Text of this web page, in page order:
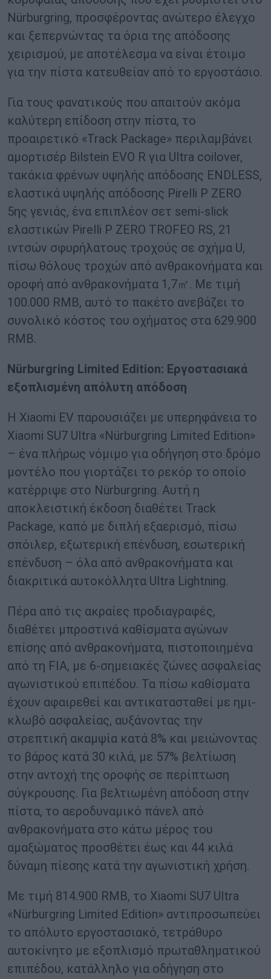
Nürburgring, προσφέροντας ανώτερο έλεγχο
και ξεπερνώντας τα όρια της απόδοσης
χειρισμού, με αποτέλεσμα να είναι έτοιμο
για την πίστα κατευθείαν από το εργοστάσιο.
Για τους φανατικούς που απαιτούν ακόμα
καλύτερη επίδοση στην πίστα, το
προαιρετικό «Track Package» περιλαμβάνει
αμορτισέρ Bilstein EVO R για Ultra coilover,
τακάκια φρένων υψηλής απόδοσης ENDLESS,
ελαστικά υψηλής απόδοσης Pirelli P ZERO
5ης γενιάς, ένα επιπλέον σετ semi-slick
ελαστικών Pirelli P ZERO TROFEO RS, 21
ιντσών σφυρήλατους τροχούς σε σχήμα U,
πίσω θόλους τροχών από ανθρακονήματα και
οροφή από ανθρακονήματα 1,7㎡. Με τιμή
100.000 RMB, αυτό το πακέτο ανεβάζει το
συνολικό κόστος του οχήματος στα 629.900
RMB.
Nürburgring Limited Edition: Εργοστασιακά
εξοπλισμένη απόλυτη απόδοση
Η Xiaomi EV παρουσιάζει με υπερηφάνεια το
Xiaomi SU7 Ultra «Nürburgring Limited Edition»
– ένα πλήρως νόμιμο για οδήγηση στο δρόμο
μοντέλο που γιορτάζει το ρεκόρ το οποίο
κατέρριψε στο Nürburgring. Αυτή η
αποκλειστική έκδοση διαθέτει Track
Package, καπό με διπλή εξαερισμό, πίσω
σπόιλερ, εξωτερική επένδυση, εσωτερική
επένδυση – όλα από ανθρακονήματα και
διακριτικά αυτοκόλλητα Ultra Lightning.
Πέρα από τις ακραίες προδιαγραφές,
διαθέτει μπροστινά καθίσματα αγώνων
επίσης από ανθρακονήματα, πιστοποιημένα
από τη FIA, με 6-σημειακές ζώνες ασφαλείας
αγωνιστικού επιπέδου. Τα πίσω καθίσματα
έχουν αφαιρεθεί και αντικατασταθεί με ημι-
κλωβό ασφαλείας, αυξάνοντας την
στρεπτική ακαμψία κατά 8% και μειώνοντας
το βάρος κατά 30 κιλά, με 57% βελτίωση
στην αντοχή της οροφής σε περίπτωση
σύγκρουσης. Για βελτιωμένη απόδοση στην
πίστα, το αεροδυναμικό πάνελ από
ανθρακονήματα στο κάτω μέρος του
αμαξώματος προσθέτει έως και 44 κιλά
δύναμη πίεσης κατά την αγωνιστική χρήση.
Με τιμή 814.900 RMB, το Xiaomi SU7 Ultra
«Nürburgring Limited Edition» αντιπροσωπεύει
το απόλυτο εργοστασιακό, τετράθυρο
αυτοκίνητο με εξοπλισμό πρωταθληματικού
επιπέδου, κατάλληλο για οδήγηση στο